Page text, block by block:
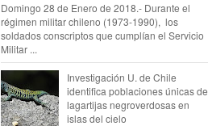
Domingo 28 de Enero de 2018.- Durante el
régimen militar chileno (1973-1990), los
soldados conscriptos que cumplían el Servicio
Militar ...
Investigación U. de Chile
identifica poblaciones únicas de
lagartijas negroverdosas en
islas del cielo